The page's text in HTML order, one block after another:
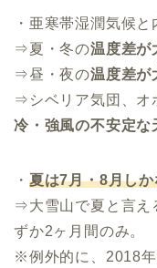
・亜寒帯湿潤気候
⇒夏・冬の温度差が
⇒昼・夜の温度差が
⇒シベリア気団、オ
冷・強風の不安定な
・ 夏は7月・8月し
⇒大雪山で夏と言え
ずか2ヶ月間のみ。
※例外的に、2018年